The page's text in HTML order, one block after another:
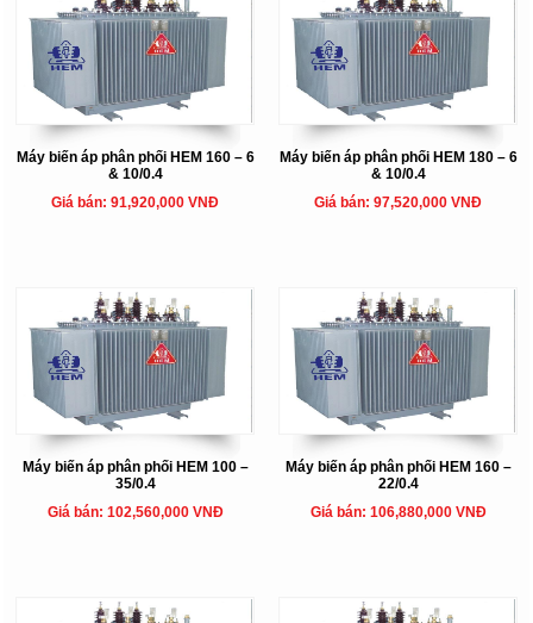
Máy biến áp phân phối HEM 160 – 6
& 10/0.4
Giá bán: 91,920,000 VNĐ
Máy biến áp phân phối HEM 180 – 6
& 10/0.4
Giá bán: 97,520,000 VNĐ
Máy biến áp phân phối HEM 100 –
35/0.4
Giá bán: 102,560,000 VNĐ
Máy biến áp phân phối HEM 160 –
22/0.4
Giá bán: 106,880,000 VNĐ